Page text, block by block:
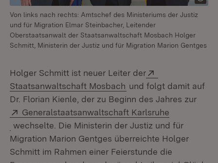
Von links nach rechts: Amtschef des Ministeriums der Justiz
und für Migration Elmar Steinbacher, Leitender
Oberstaatsanwalt der Staatsanwaltschaft Mosbach Holger
Schmitt, Ministerin der Justiz und für Migration Marion Gentges
Holger Schmitt ist neuer Leiter der
Staatsanwaltschaft Mosbach (Öffnet in neuem
und folgt damit auf
Dr. Florian Kienle, der zu Beginn des Jahres zur
Extern:
Generalstaatsanwaltschaft Karlsruhe
(Öffnet in neuem Fenster)
wechselte. Die Ministerin der Justiz und für
Migration Marion Gentges überreichte Holger
Schmitt im Rahmen einer Feierstunde die